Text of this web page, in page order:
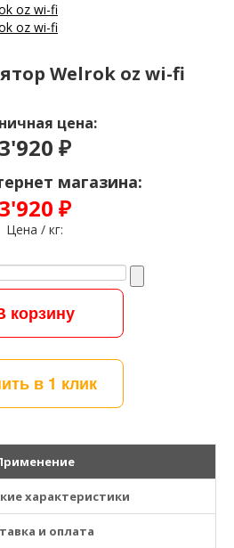
Welrok oz wi-fi
цена:
3'920 ₽
магазина:
3'920 ₽
Цена / кг:
в 1 клик
характеристики
и оплата